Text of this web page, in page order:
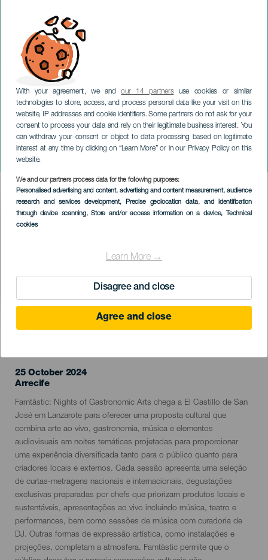
With your agreement, we andour 14 partnersuse cookies or similar
technologies to store, access, and process personal data like your visit on this
website, IP addresses and cookie identifiers. Some partners do not ask for your
consent to process your data and rely on their legitimate business interest. You
can withdraw your consent or object to data processing based on legitimate
interest at any time by clicking on “Learn More” or in our Privacy Policy on this
website.
We and our partners process data for the following purposes:
Personalised advertising and content, advertising and content measurement, audience
research and services development, Precise geolocation data, and identification
through device scanning, Store and/or access information on a device, Technical
cookies
Learn More →
Disagree and close
Agree and close
Famtàstic: noches de arte
gastronómicas
LANZAROTE
Imagen
Listado
25 October 2024
Localidad
Arrecife
Descripción
del
evento
Famtàstic: Nights of Gastronomic Arts chega a El Castillo de San
José em Lanzarote para oferecer uma proposta cultural que
combina arte ao vivo, gastronomia, música e elementos
audiovisuais em noites temáticas projetadas para proporcionar
uma experiência diversificada tanto para o público quanto para
criadores locais e externos. Cada sessão apresenta uma seleção
de curtas-metragens nacionais e internacionais, degustações
exclusivas preparadas por chefs que priorizam produtos locais e
sustentáveis, apresentações ao vivo incluindo música, teatro e
performances, bem como sessões de música com curadoria de
DJ. Outras formas de expressão artística, como instalações e
projeções, completam a atmosfera. Famtàstic permite que o